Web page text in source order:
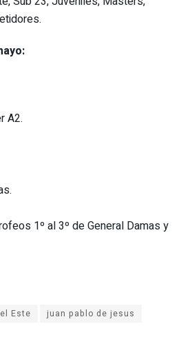
A2.
1º al 3º de General Damas y
Este
juan pablo de jesus